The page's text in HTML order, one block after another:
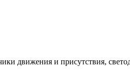
движения и присутствия,